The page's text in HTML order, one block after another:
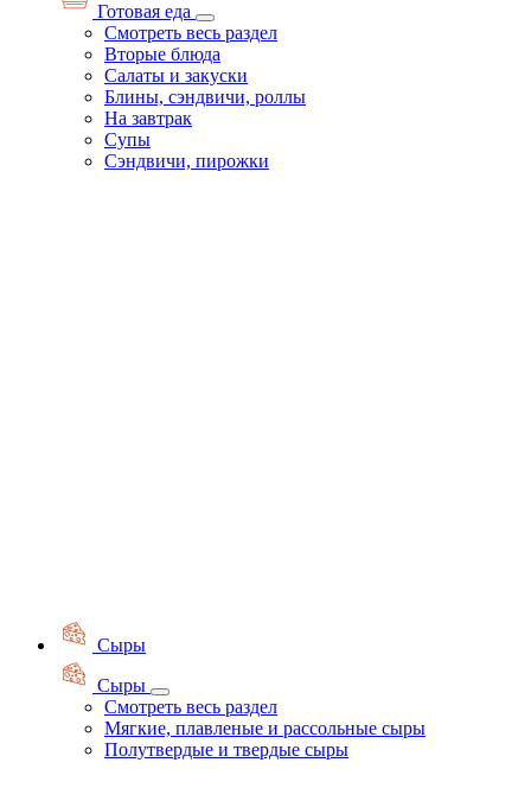
Готовая еда
Смотреть весь раздел
Вторые блюда
Салаты и закуски
Блины, сэндвичи, роллы
На завтрак
Супы
Сэндвичи, пирожки
Сыры
Сыры
Смотреть весь раздел
Мягкие, плавленые и рассольные сыры
Полутвердые и твердые сыры